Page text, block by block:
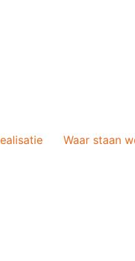
Waar staan